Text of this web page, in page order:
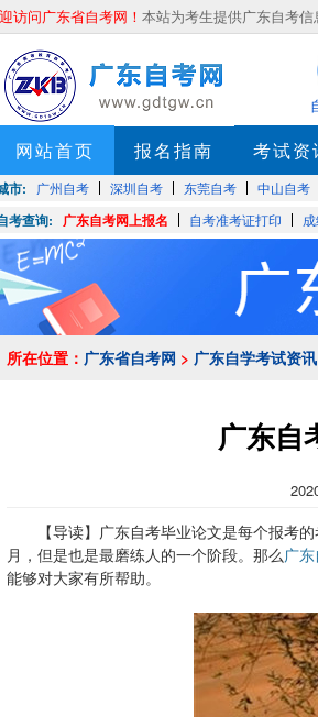
访问广东省自考网！ 本站为考生提供广东自考
网站首页 报名指南 考试资
市: 广州自考 深圳自考 东莞自考 中山自考
考查询: 广东自考网上报名 自考准考证打印
所在位置： 广东省自考网 > 广东自学考试资讯
广东自
【导读】广东自考毕业论文是每个报考的
月，但是也是最磨练人的一个阶段。那么广
能够对大家有所帮助。